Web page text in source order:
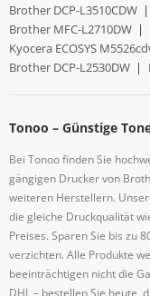
Brother DCP-L3510CDW |
Brother MFC-L2710DW |
Kyocera ECOSYS
Brother DCP-L2530DW |
Tonoo – Günstige
Bei Tonoo finden Sie
gängigen Drucker von
weiteren Herstellern.
die gleiche Druckqualität
Preises. Sparen Sie bis zu
verzichten. Alle Produkte
beeinträchtigen nicht die
DHL – bestellen Sie heute,